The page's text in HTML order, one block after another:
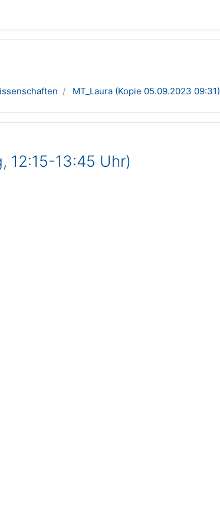
MT_Laura (Kopie 05.09.2023 09:31)
12:15-13:45 Uhr)